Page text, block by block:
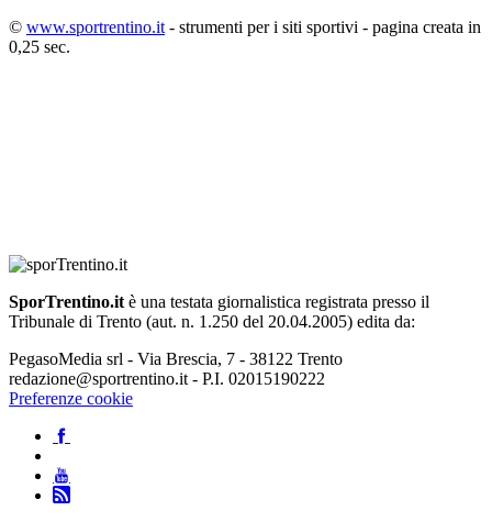
© www.sportrentino.it - strumenti per i siti sportivi - pagina creata in
0,25 sec.
SporTrentino.it è una testata giornalistica registrata presso il
Tribunale di Trento (aut. n. 1.250 del 20.04.2005) edita da:
PegasoMedia srl - Via Brescia, 7 - 38122 Trento
redazione@sportrentino.it - P.I. 02015190222
Preferenze cookie